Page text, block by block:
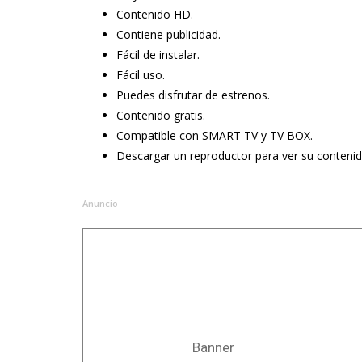
Contenido HD.
Contiene publicidad.
Fácil de instalar.
Fácil uso.
Puedes disfrutar de estrenos.
Contenido gratis.
Compatible con SMART TV y TV BOX.
Descargar un reproductor para ver su
Anuncio
Banner